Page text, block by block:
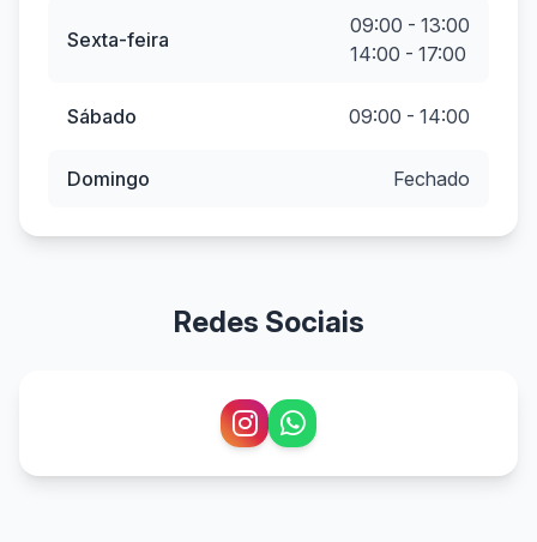
Sexta-feira
09:00 - 13:00
14:00 - 17:00
Sábado 09:00 - 14:00
Domingo Fechado
Redes Sociais